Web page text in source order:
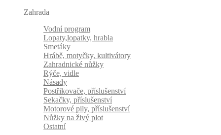
Zahrada
Vodní program
Lopaty,lopatky, hrabla
Smetáky
Hrábě, motyčky, kultivátory
Zahradnické nůžky
Rýče, vidle
Násady
Postřikovače, příslušenství
Sekačky, příslušenství
Motorové pily, příslušenství
Nůžky na živý plot
Ostatní